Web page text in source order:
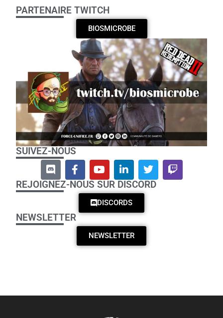
PARTENAIRE TWITCH
BIOSMICROBE
SUIVEZ-NOUS
REJOIGNEZ-NOUS SUR DISCORD
DISCORDS
NEWSLETTER
NEWSLETTER